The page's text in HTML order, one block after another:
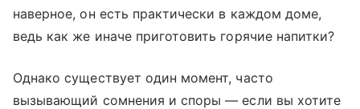
наверное, он есть практически в каждом доме,
ведь как же иначе приготовить горячие напитки?
Однако существует один момент, часто
вызывающий сомнения и споры — если вы хотите